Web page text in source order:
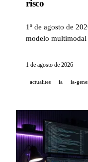
risco
1º de agosto de
modelo multimodal
crescimento de
de 2FA após uma
1 de agosto de 2026
actualites ia ia-